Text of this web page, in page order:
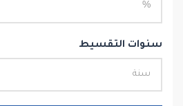
سنوات التقسيط